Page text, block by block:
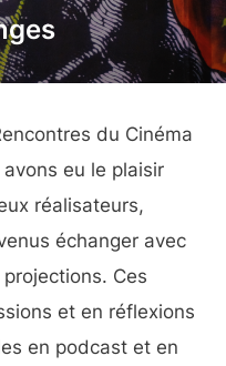
du Cinéma
eu le plaisir
réalisateurs,
échanger avec
Ces
et en réflexions
en podcast et en